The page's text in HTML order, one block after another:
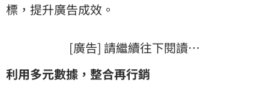
標，提升廣告成效。
[廣告] 請繼續往下閱讀…
利用多元數據，整合再行銷